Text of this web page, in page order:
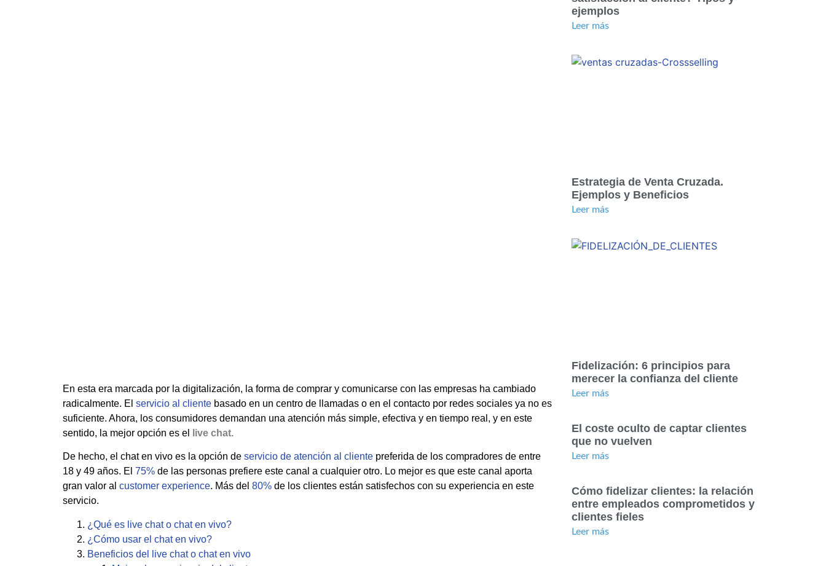
En esta era marcada por la digitalización, la forma de comprar y comunicarse con las empresas ha cambiado
radicalmente. El servicio al cliente basado en un centro de llamadas o en el contacto por redes sociales ya no es
suficiente. Ahora, los consumidores demandan una atención más simple, efectiva y en tiempo real, y en este
sentido, la mejor opción es el
live chat.
De hecho, el chat en vivo es la opción de servicio de atención al cliente preferida de los compradores de entre
18 y 49 años. El 75% de las personas prefiere este canal a cualquier otro. Lo mejor es que este canal aporta
gran valor al customer experience. Más del 80% de los clientes están satisfechos con su experiencia en este
servicio.
¿Qué es live chat o chat en vivo?
¿Cómo usar el chat en vivo?
Beneficios del live chat o chat en vivo
ejemplos
Leer más
Estrategia de Venta Cruzada.
Ejemplos y Beneficios
Leer más
Fidelización: 6 principios para
merecer la confianza del cliente
Leer más
El coste oculto de captar clientes
que no vuelven
Leer más
Cómo fidelizar clientes: la relación
entre empleados comprometidos y
clientes fieles
Leer más